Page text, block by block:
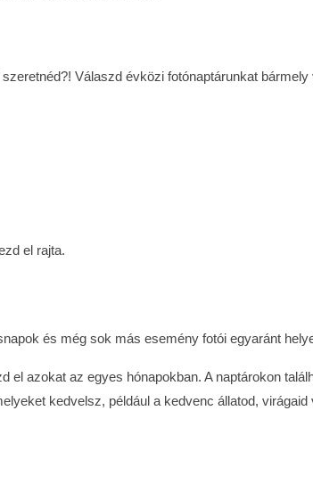
Válaszd évközi fotónaptárunkat
el rajta.
és még sok más esemény fotói egyaránt
azokat az egyes hónapokban. A naptárokon
kedvelsz, például a kedvenc állatod,